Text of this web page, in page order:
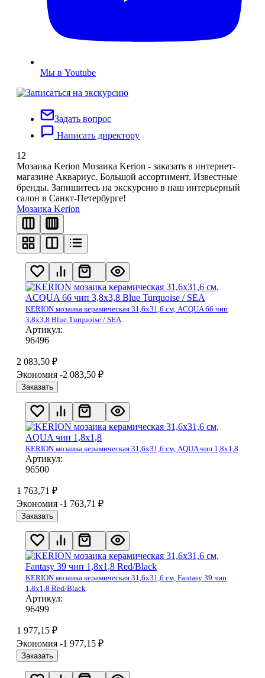
Мы в Youtube
Задать вопрос
Написать директору
12
Мозаика Kerion Мозаика Kerion - заказать в интернет-
магазине Аквариус. Большой ассортимент. Известные
бренды. Запишитесь на экскурсию в наш интерьерный
салон в Санкт-Петербурге!
Мозаика Kerion
KERION мозаика керамическая 31,6х31,6 см, ACQUA 66 чип
3,8х3,8 Blue Turquoise / SEA
Артикул:
96496
2 083,50 ₽
Экономия -2 083,50 ₽
Заказать
KERION мозаика керамическая 31,6х31,6 см, AQUA чип 1,8х1,8
Артикул:
96500
1 763,71 ₽
Экономия -1 763,71 ₽
Заказать
KERION мозаика керамическая 31,6х31,6 см, Fantasy 39 чип
1,8х1,8 Red/Black
Артикул:
96499
1 977,15 ₽
Экономия -1 977,15 ₽
Заказать